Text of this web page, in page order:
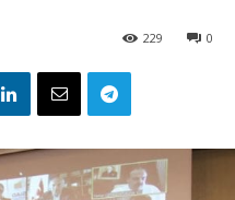
0
229